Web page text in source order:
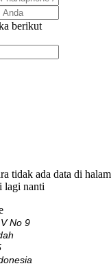
berikut
tidak ada data di
lagi nanti
No 9